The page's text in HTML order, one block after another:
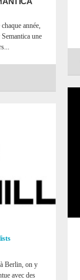
année,
une
Berlin, on y
avec des